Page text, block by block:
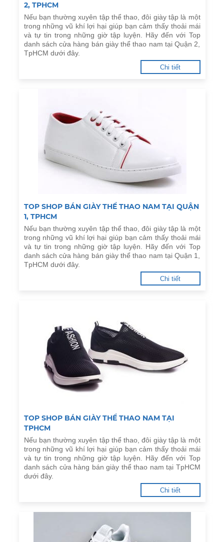
2, TPHCM
Nếu bạn thường xuyên tập thể thao, đôi giày tập là một
trong những vũ khí lợi hại giúp bạn cảm thấy thoải mái
và tự tin trong những giờ tập luyện. Hãy đến với Top
danh sách cửa hàng bán giày thể thao nam tại Quận 2,
TpHCM dưới đây.
Chi tiết
TOP SHOP BÁN GIÀY THỂ THAO NAM TẠI QUẬN
1, TPHCM
Nếu bạn thường xuyên tập thể thao, đôi giày tập là một
trong những vũ khí lợi hại giúp bạn cảm thấy thoải mái
và tự tin trong những giờ tập luyện. Hãy đến với Top
danh sách cửa hàng bán giày thể thao nam tại Quận 1,
TpHCM dưới đây.
Chi tiết
TOP SHOP BÁN GIÀY THỂ THAO NAM TẠI
TPHCM
Nếu bạn thường xuyên tập thể thao, đôi giày tập là một
trong những vũ khí lợi hại giúp bạn cảm thấy thoải mái
và tự tin trong những giờ tập luyện. Hãy đến với Top
danh sách cửa hàng bán giày thể thao nam tại TpHCM
dưới đây.
Chi tiết